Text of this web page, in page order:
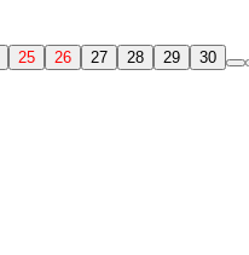
25 26 27 28 29 30